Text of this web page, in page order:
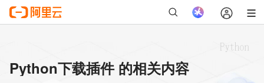
Python下载插件 的相关内容